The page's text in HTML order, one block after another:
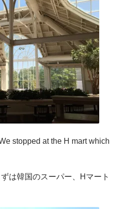
stopped at the H mart which
は韓国のスーパー、Hマート